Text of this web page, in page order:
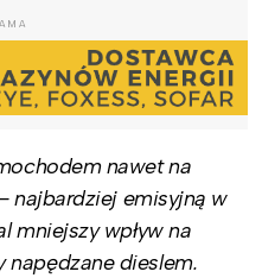
nawet na
najbardziej emisyjną w
mniejszy wpływ na
dieslem.